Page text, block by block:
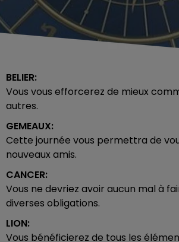
BELIER:
Vous vous efforcerez de mieux
autres.
GEMEAUX:
Cette journée vous permettra de
nouveaux amis.
CANCER:
Vous ne devriez avoir aucun mal à
diverses obligations.
LION:
Vous bénéficierez de tous les